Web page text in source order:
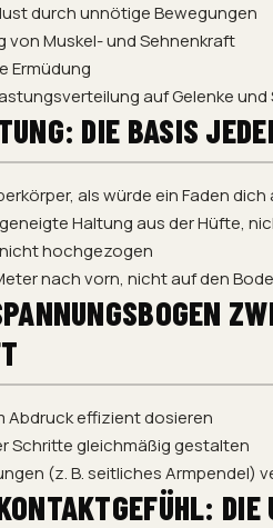
durch unnötige Bewegungen
von Muskel- und Sehnenkraft
Ermüdung
auf Gelenke und
DIE BASIS
als würde ein Faden
Haltung aus der Hüfte,
hochgezogen
nach vorn, nicht auf den
Abdruck effizient dosieren
Schritte gleichmäßig gestalten
(z. B. seitliches Armpendel)